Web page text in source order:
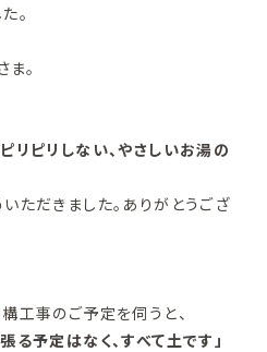
。
。
リピリしない、やさしいお湯の
ただきました。ありがとうござ
工事のご予定を伺うと、
る予定はなく、すべて土です」